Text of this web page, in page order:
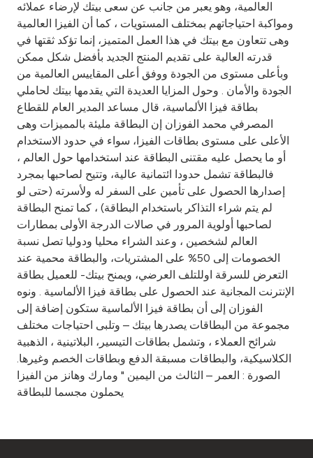
العالمية، وهو يعبر من جانب عن سعى بيتك لإرضاء عملائه
ومواكبة احتياجاتهم بمختلف المستويات ، كما أن الفيزا العالمية
وهى تتعاون مع بيتك في هذا العمل المتميز، إنما تؤكد ثقتها في
قدرته العالية على تقديم المنتج الجديد بأفضل شكل ممكن
وبأعلى مستوى من الجودة ووفق أعلى المقاييس العالمية من
الجودة والأمان . وحول المزايا العديدة التي يقدمها بيتك لحاملي
بطاقة فيزا الألماسية، قال مساعد المدير العام للقطاع
المصرفي محمد الفوزان إن البطاقة مليئة بالمميزات وهى
الأعلى على مستوى بطاقات الفيزا، سواء في حدود الاستخدام
أو ما يحصل عليه مقتنى البطاقة عند استخدامها حول العالم ،
فالبطاقة تشمل حدودا ائتمانية عالية، وتتيح لصاحبها بمجرد
إصدارها الحصول على تأمين على السفر له ولأسرته (حتى لو
لم يتم شراء التذاكر باستخدام البطاقة) ، كما تمنح البطاقة
لصاحبها أولوية المرور في صالات الدرجة الأولى بمطارات
العالم لشخصين ، وعند الشراء محليا ودوليا تصل نسبة
الخصومات إلى 50% على المشتريات، والبطاقة محمية عند
التعرض للسرقة اوللتلف العرضي، ويمنح بيتك- للعميل بطاقة
الإنترنت المجانية عند الحصول على بطاقة فيزا الألماسية . ونوه
الفوزان إلى أن بطاقة فيزا الألماسية ستكون إضافة إلى
مجموعة من البطاقات يصدرها بيتك – وتلبى احتياجات مختلف
شرائح العملاء ، وتشمل بطاقات التيسير، البلاتينية ، الذهبية
الكلاسيكية، والبطاقات مسبقة الدفع وبطاقات الخصم وغيرها.
الصورة : العمر – الثالث من اليمين " ومارك وهانز من الفيزا
يحملون مجسما للبطاقة